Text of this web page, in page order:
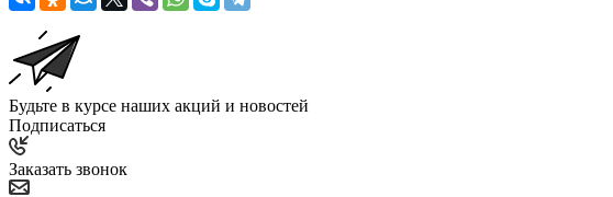
Будьте в курсе наших акций и новостей
Подписаться
Заказать звонок